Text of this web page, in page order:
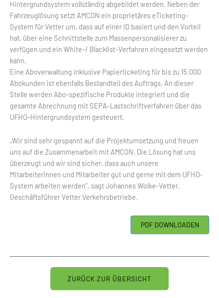
Hintergrundsystem vollständig abgebildet werden. Neben der
Fahrzeuglösung setzt AMCON ein proprietäres eTicketing-
System für Vetter um, dass auf einer ID basiert und den Vorteil
hat, über eine Schnittstelle zum Massenpersonalisierer zu
verfügen und ein White-/ Blacklist-Verfahren eingesetzt werden
kann.
Eine Aboverwaltung inklusive Papierticketing für bis zu 15.000
Abokunden ist ebenfalls Bestandteil des Auftrags. An dieser
Stelle werden Abo-spezifische Produkte integriert und die
gesamte Abrechnung mit SEPA-Lastschriftverfahren über das
UFHO-Hintergrundsystem gesteuert.
„Wir sind sehr gespannt auf die Projektumsetzung und freuen
uns auf die Zusammenarbeit mit AMCON. Die Lösung hat uns
überzeugt und wir sind sicher, dass auch unsere
Mitarbeiterinnen und Mitarbeiter gut und gerne mit dem UFHO-
System arbeiten werden“, sagt Johannes Wolke-Vetter,
Geschäftsführer Vetter Verkehrsbetriebe.
ZURÜCK ZUR ÜBERSICHT